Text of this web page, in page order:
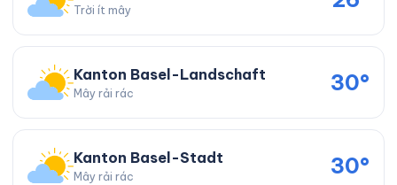
Trời ít mây
Kanton Basel-Landschaft
Mây rải rác 30°
Kanton Basel-Stadt
Mây rải rác 30°